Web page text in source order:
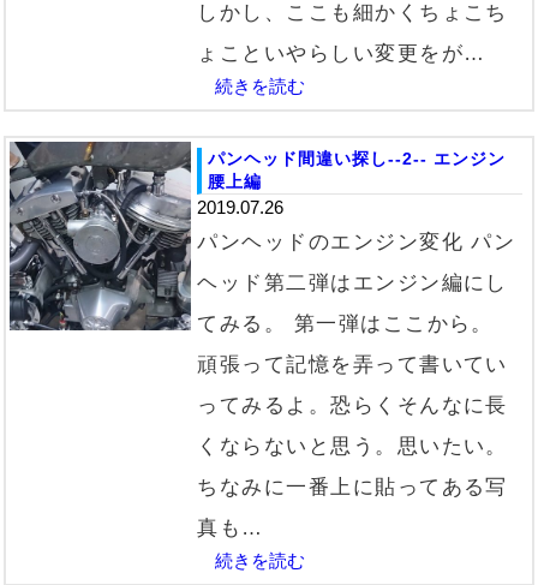
しかし、ここも細かくちょこち
ょこといやらしい変更をが…
続きを読む
パンヘッド間違い探し--2-- エンジン
腰上編
2019.07.26
パンヘッドのエンジン変化 パン
ヘッド第二弾はエンジン編にし
てみる。 第一弾はここから。
頑張って記憶を弄って書いてい
ってみるよ。恐らくそんなに長
くならないと思う。思いたい。
ちなみに一番上に貼ってある写
真も…
続きを読む